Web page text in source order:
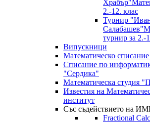
Храбър"
2.-12. клас
Турнир
Салабашев"
турнир за 2.-
Випускници
Математическо
Списание по
"Сердика"
Математическа студия
Известия на
институт
Със съдействието на
Fractional